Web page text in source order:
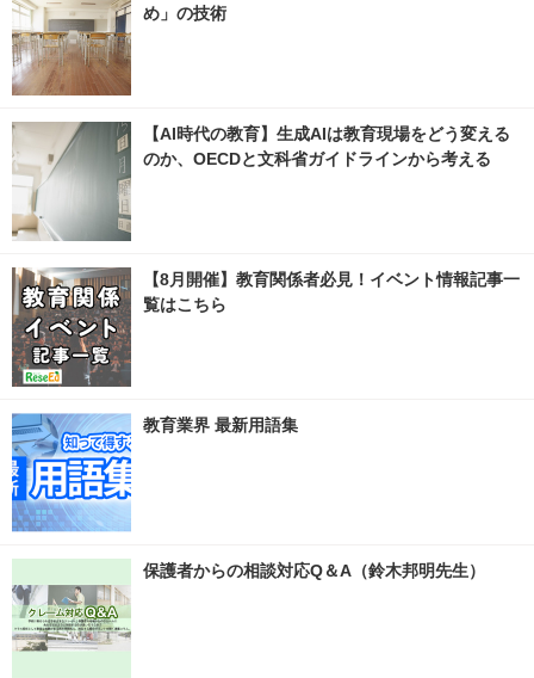
め」の技術
【AI時代の教育】生成AIは教育現場をどう変える
のか、OECDと文科省ガイドラインから考える
【8月開催】教育関係者必見！イベント情報記事一
覧はこちら
教育業界 最新用語集
保護者からの相談対応Q＆A（鈴木邦明先生）